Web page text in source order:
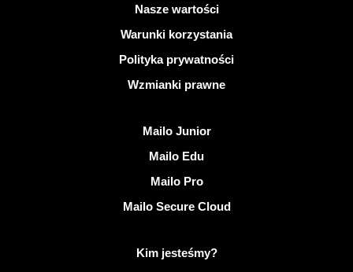
Nasze wartości
Warunki korzystania
Polityka prywatności
Wzmianki prawne
Mailo Junior
Mailo Edu
Mailo Pro
Mailo Secure Cloud
Więcej informacji na temat Mailo
Kim jesteśmy?